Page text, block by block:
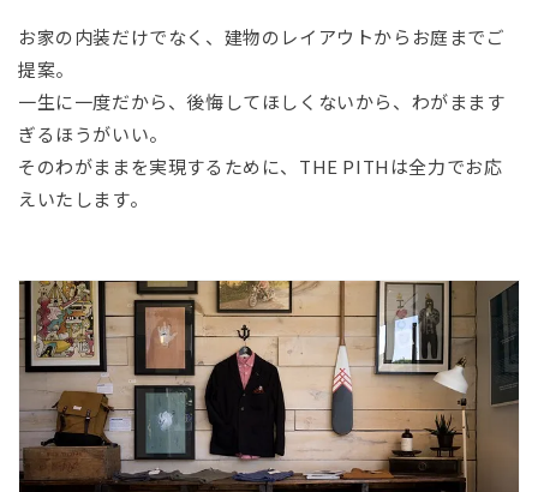
お家の内装だけでなく、建物のレイアウトからお庭までご
提案。
一生に一度だから、後悔してほしくないから、わがまます
ぎるほうがいい。
そのわがままを実現するために、THE PITHは全力でお応
えいたします。